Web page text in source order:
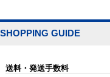
SHOPPING GUIDE
送料・発送手数料